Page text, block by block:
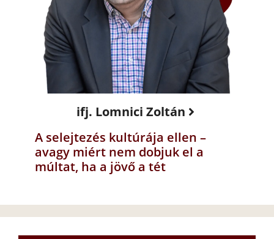
ifj. Lomnici Zoltán
A selejtezés kultúrája ellen –
avagy miért nem dobjuk el a
múltat, ha a jövő a tét